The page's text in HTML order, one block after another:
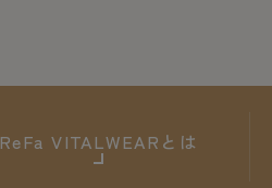
ReFaVITALWEARとは